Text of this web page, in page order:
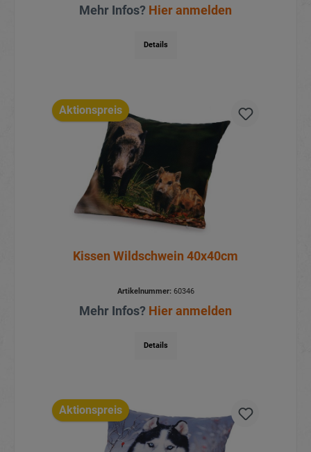
Mehr Infos? Hier anmelden
Details
Aktionspreis
Kissen Wildschwein 40x40cm
Artikelnummer:60346
Mehr Infos? Hier anmelden
Details
Aktionspreis